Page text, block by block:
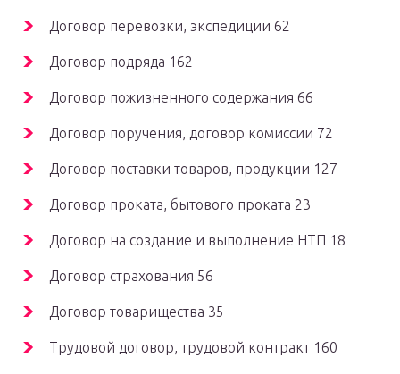
Договор перевозки, экспедиции 62
Договор подряда 162
Договор пожизненного содержания 66
Договор поручения, договор комиссии 72
Договор поставки товаров, продукции 127
Договор проката, бытового проката 23
Договор на создание и выполнение НТП 18
Договор страхования 56
Договор товарищества 35
Трудовой договор, трудовой контракт 160